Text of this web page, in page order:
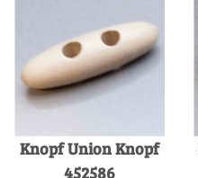
Knopf Union Knopf
452586